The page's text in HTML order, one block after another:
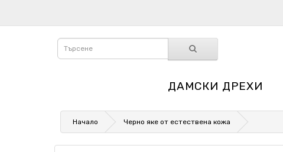
ДАМСКИ ДРЕХИ
Начало Черно яке от естествена кожа